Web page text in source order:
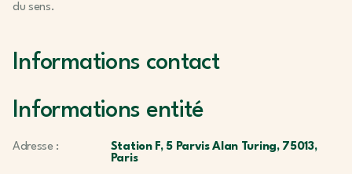
du sens.
Informations contact
Informations entité
Adresse :
Station F, 5 Parvis Alan Turing, 75013,
Paris